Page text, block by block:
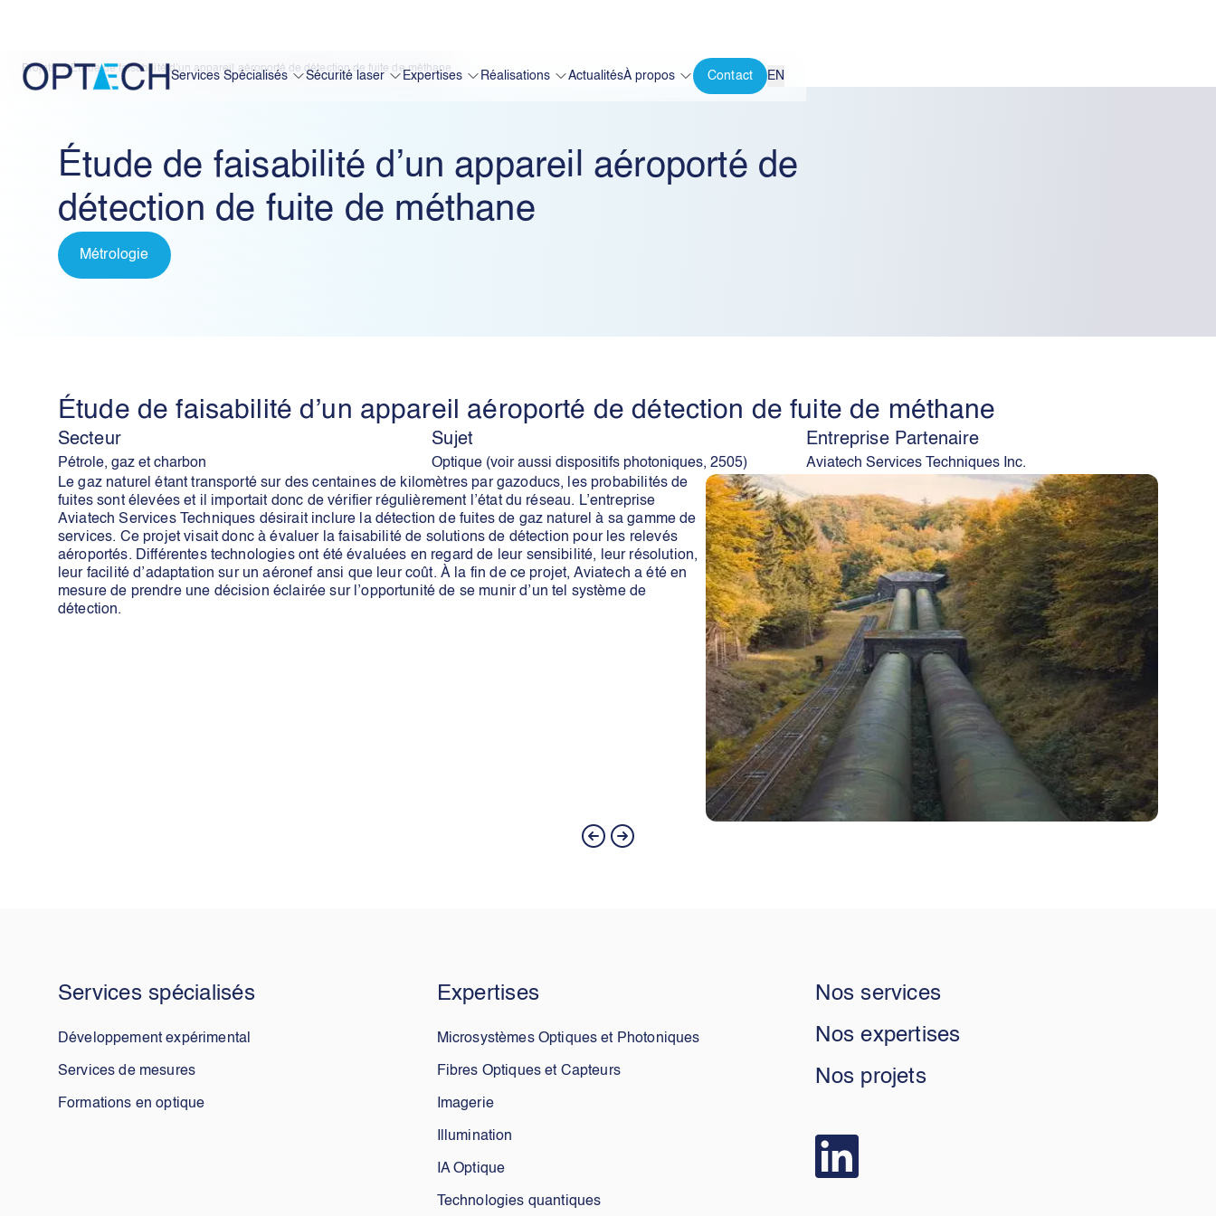
Optech Services Spécialisés Sécurité laser Expertises Réalisations ActualitésÀ propos Contact EN
Projets Étude de faisabilité d’un appareil aéroporté de détection de fuite de méthane
Étude de faisabilité d’un appareil aéroporté de
détection de fuite de méthane
Métrologie
Étude de faisabilité d’un appareil aéroporté de détection de fuite de méthane
Secteur
Pétrole, gaz et charbon
Sujet
Optique (voir aussi dispositifs photoniques, 2505)
Entreprise Partenaire
Aviatech Services Techniques Inc.
Le gaz naturel étant transporté sur des centaines de kilomètres par gazoducs, les probabilités de
fuites sont élevées et il importait donc de vérifier régulièrement l’état du réseau. L’entreprise
Aviatech Services Techniques désirait inclure la détection de fuites de gaz naturel à sa gamme de
services. Ce projet visait donc à évaluer la faisabilité de solutions de détection pour les relevés
aéroportés. Différentes technologies ont été évaluées en regard de leur sensibilité, leur résolution,
leur facilité d’adaptation sur un aéronef ansi que leur coût. À la fin de ce projet, Aviatech a été en
mesure de prendre une décision éclairée sur l’opportunité de se munir d’un tel système de
détection.
Services spécialisés
Développement expérimental
Services de mesures
Formations en optique
Expertises
Microsystèmes Optiques et Photoniques
Fibres Optiques et Capteurs
Imagerie
Illumination
IA Optique
Technologies quantiques
Nos services
Nos expertises
Nos projets